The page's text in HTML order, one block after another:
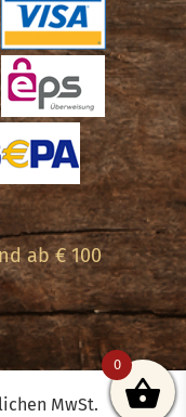
ab € 100
MwSt.
0